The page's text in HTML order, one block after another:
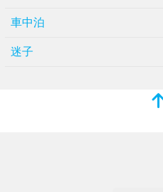
車中泊
迷子